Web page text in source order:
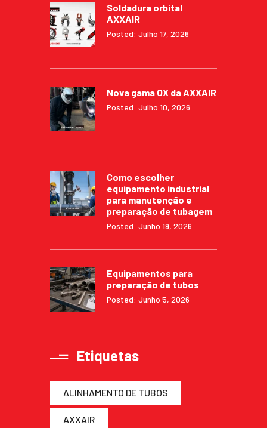
Soldadura orbital
AXXAIR
Posted: Julho 17, 2026
Nova gama OX da AXXAIR
Posted: Julho 10, 2026
Como escolher
equipamento industrial
para manutenção e
preparação de tubagem
Posted: Junho 19, 2026
Equipamentos para
preparação de tubos
Posted: Junho 5, 2026
Etiquetas
ALINHAMENTO DE TUBOS
AXXAIR